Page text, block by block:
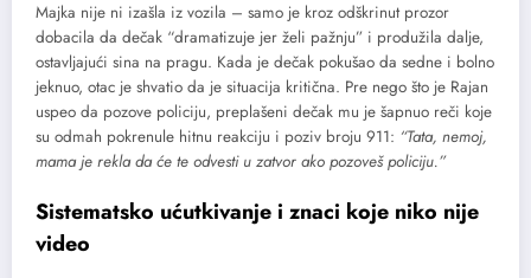
Majka nije ni izašla iz vozila – samo je kroz odškrinut prozor
dobacila da dečak “dramatizuje jer želi pažnju” i produžila dalje,
ostavljajući sina na pragu. Kada je dečak pokušao da sedne i bolno
jeknuo, otac je shvatio da je situacija kritična. Pre nego što je Rajan
uspeo da pozove policiju, preplašeni dečak mu je šapnuo reči koje
su odmah pokrenule hitnu reakciju i poziv broju 911: “Tata, nemoj,
mama je rekla da će te odvesti u zatvor ako pozoveš policiju.”
Sistematsko ućutkivanje i znaci koje niko nije
video